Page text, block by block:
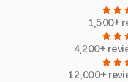
1,500+
4,200+
12,000+